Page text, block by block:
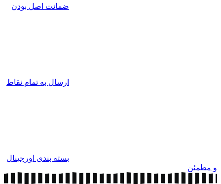
ضمانت اصل بودن
ارسال به تمام نقاط
بسته بندی اورجینال
و مطمئن